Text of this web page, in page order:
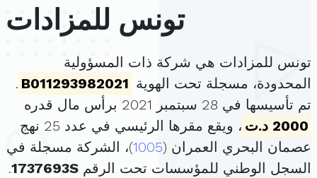
تونس للمزادات
تونس للمزادات هي شركة ذات المسؤولية
المحدودة، مسجلة تحت الهوية B011293982021
.
تم تأسيسها في 28 سبتمبر 2021 برأس مال قدره
2000 د.ت
، ويقع مقرها الرئيسي في عدد 25 نهج
عصمان البحري العمران (1005)، الشركة مسجلة في
السجل الوطني للمؤسسات تحت الرقم 1737693S
.